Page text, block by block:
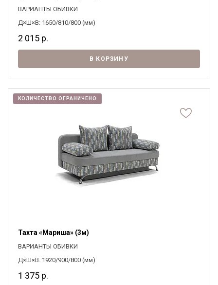
ВАРИАНТЫ ОБИВКИ
Д×Ш×В: 1650/810/800 (мм)
2 015 р.
В КОРЗИНУ
КОЛИЧЕСТВО ОГРАНИЧЕНО
Тахта «Мариша» (3м)
ВАРИАНТЫ ОБИВКИ
Д×Ш×В: 1920/900/800 (мм)
1 375 р.